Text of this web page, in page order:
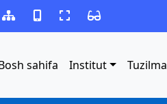
sahifa Institut Tuzilma